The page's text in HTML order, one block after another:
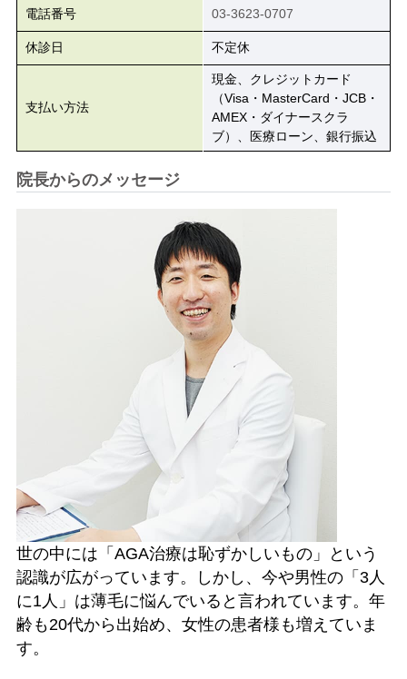
電話番号 03-3623-0707
休診日 不定休
支払い方法
現金、クレジットカード
（Visa・MasterCard・JCB・
AMEX・ダイナースクラ
ブ）、医療ローン、銀行振込
院長からのメッセージ
世の中には「AGA治療は恥ずかしいもの」という
認識が広がっています。しかし、今や男性の「3人
に1人」は薄毛に悩んでいると言われています。年
齢も20代から出始め、女性の患者様も増えていま
す。